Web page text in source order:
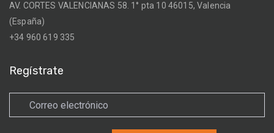
AV. CORTES VALENCIANAS 58. 1° pta 10 46015, Valencia
(España)
+34 960 619 335
Regístrate